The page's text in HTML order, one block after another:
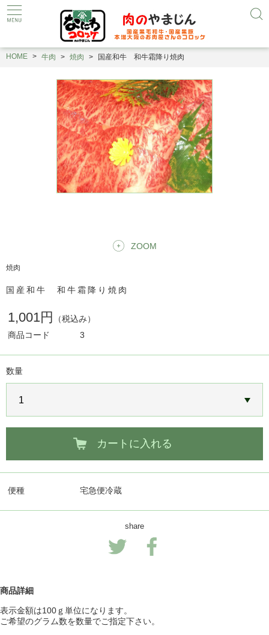
HOME 牛肉 焼肉 国産和牛 和牛霜降り焼肉
ZOOM
焼肉
国産和牛 和牛霜降り焼肉
1,001円
（税込み）
商品コード
3
数量
カートに入れる
便種 宅急便冷蔵
share
商品詳細
表示金額は100ｇ単位になります。
ご希望のグラム数を数量でご指定下さい。